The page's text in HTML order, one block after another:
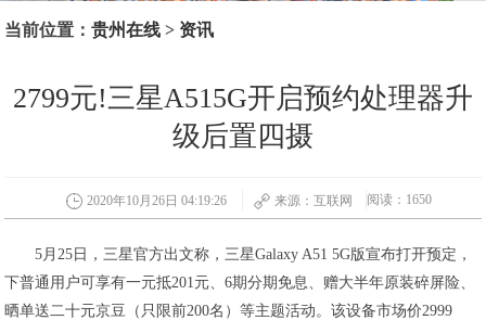
当前位置：贵州在线 > 资讯
2799元!三星A515G开启预约处理器升
级后置四摄
2020年10月26日 04:19:26 来源：互联网 阅读：1650
5月25日，三星官方出文称，三星Galaxy A51 5G版宣布打开预定，
下普通用户可享有一元抵201元、6期分期免息、赠大半年原装碎屏险、
晒单送二十元京豆（只限前200名）等主题活动。该设备市场价2999